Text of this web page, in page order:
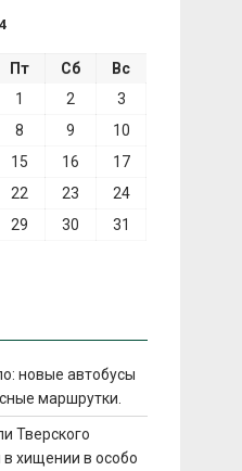
Пт Сб
Вс
1
2
3
8 9
10
15 16
17
22 23
24
29 30
31
новые автобусы
маршрутки.
Тверского
хищении в особо